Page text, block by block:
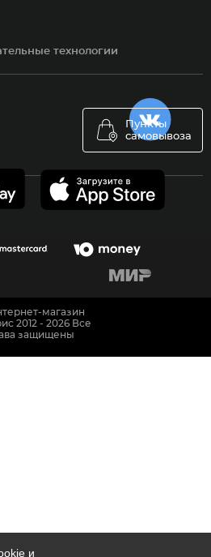
Пункты
самовывоза
технологии
и
магазин
2012 - 2026 Все
защищены